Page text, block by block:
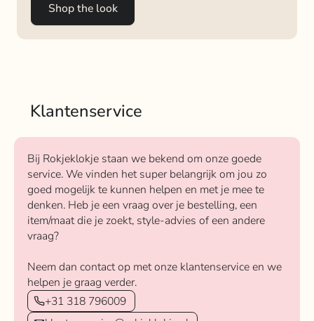
Shop the look
Klantenservice
Bij Rokjeklokje staan we bekend om onze goede
service. We vinden het super belangrijk om jou zo
goed mogelijk te kunnen helpen en met je mee te
denken. Heb je een vraag over je bestelling, een
item/maat die je zoekt, style-advies of een andere
vraag?
Neem dan contact op met onze klantenservice en we
helpen je graag verder.
+31 318 796009